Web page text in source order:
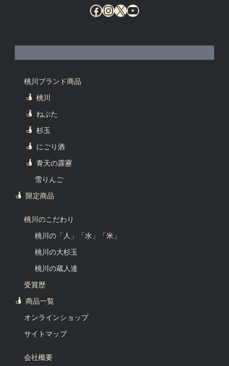
Facebook
Instagram
X YouTube
桃川ブランド商品
桃川
ねぶた
杉玉
にごり酒
青天の霹靂
雪りんご
限定商品
桃川のこだわり
桃川の「人」「水」「米」
桃川の大杉玉
桃川の蔵人達
受賞歴
商品一覧
オンラインショップ
サイトマップ
会社概要